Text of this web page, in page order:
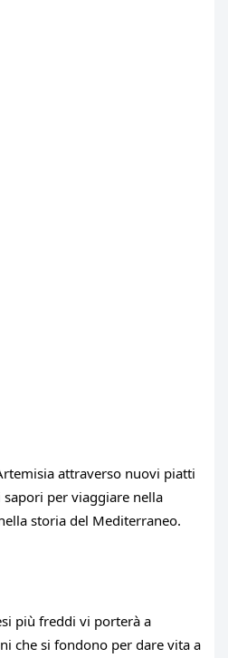
attraverso nuovi piatti
per viaggiare nella
storia del Mediterraneo.
più freddi vi porterà a
che si fondono per dare vita a